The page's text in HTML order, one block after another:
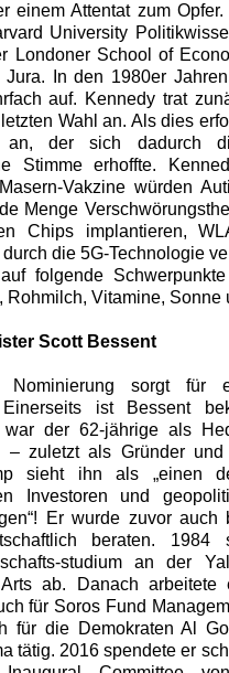
einem Attentat zum
University
Londoner School of
Jura. In den 1980er
auf. Kennedy trat
Wahl an. Als dies
an, der sich dadurch
Stimme erhoffte.
Vakzine würden
Menge
Chips implantieren,
die 5G-Technologie
folgende
Rohmilch, Vitamine, Sonne
Scott Bessent
Nominierung sorgt für
Einerseits ist Bessent
war der 62-jährige als
– zuletzt als Gründer
sieht ihn als „einen
Investoren und
Er wurde zuvor auch
beraten. 1984
studium an der
ab. Danach arbeitete
für Soros Fund
für die Demokraten Al
tätig. 2016 spendete er